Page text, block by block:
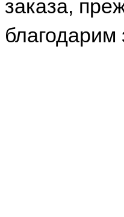
заказа,
Не